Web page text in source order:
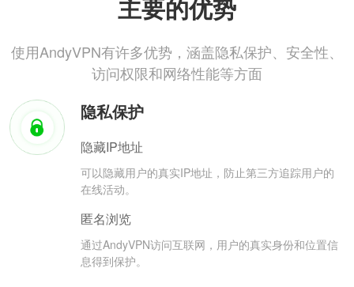
主要的优势
使用AndyVPN有许多优势，涵盖隐私保护、安全性、
访问权限和网络性能等方面
隐私保护
隐藏IP地址
可以隐藏用户的真实IP地址，防止第三方追踪用户的
在线活动。
匿名浏览
通过AndyVPN访问互联网，用户的真实身份和位置信
息得到保护。